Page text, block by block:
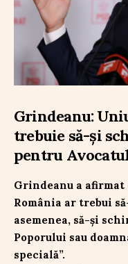
Grindeanu:
trebuie să-și
pentru
Grindeanu a afirmat
România ar trebui
asemenea, să-și
Poporului sau
specială”.